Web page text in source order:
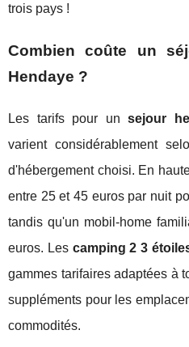
trois pays !
Combien coûte un
Hendaye ?
Les tarifs pour unsejour
varient considérablement
d'hébergement choisi. En
entre 25 et 45 euros par nuit
tandis qu'un mobil-home
euros. Les camping 2 3
gammes tarifaires adaptées à
suppléments pour les
commodités.